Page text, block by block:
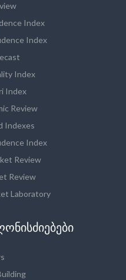
Index
Index
Index
Index
Review
Indexes
Index
Review
Review
Laboratory